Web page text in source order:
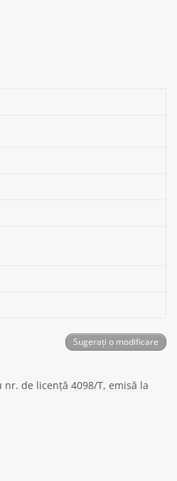
Sugerați o modificare
de licență 4098/T, emisă la